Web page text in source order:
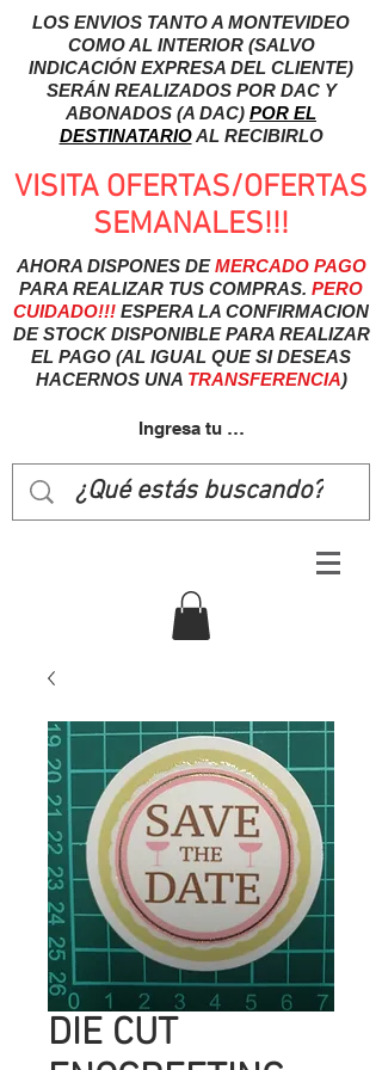
LOS ENVIOS TANTO A MONTEVIDEO
COMO AL INTERIOR (SALVO
INDICACIÓN EXPRESA DEL CLIENTE)
SERÁN REALIZADOS POR DAC Y
ABONADOS (A DAC) POR EL
DESTINATARIOAL RECIBIRLO
VISITA OFERTAS/OFERTAS
SEMANALES!!!
AHORA DISPONES DEMERCADO PAGO
PARA REALIZAR TUS COMPRAS. PERO
CUIDADO!!! ESPERA LA CONFIRMACION
DE STOCK DISPONIBLE PARA REALIZAR
EL PAGO (AL IGUAL QUE SI DESEAS
HACERNOS UNA TRANSFERENCIA)
Ingresa tu usuairo
DIE CUT